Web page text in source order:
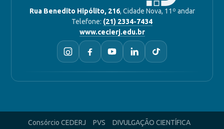
Rua Benedito Hipólito, 216, Cidade Nova, 11º andar
Telefone: (21) 2334-7434
www.cecierj.edu.br
Consórcio CEDERJ PVS DIVULGAÇÃO CIENTÍFICA